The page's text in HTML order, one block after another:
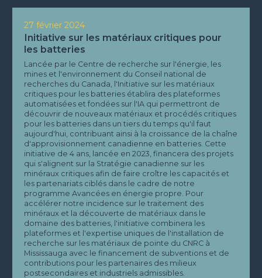
27 février 2024
Initiative sur les matériaux critiques pour
les batteries
Lancée par le Centre de recherche sur l'énergie, les
mines et l'environnement du Conseil national de
recherches du Canada, l'Initiative sur les matériaux
critiques pour les batteries établira des plateformes
automatisées et fondées sur l'IA qui permettront de
découvrir de nouveaux matériaux et procédés critiques
pour les batteries dans un tiers du temps qu'il faut
aujourd'hui, contribuant ainsi à la croissance de la chaîne
d'approvisionnement canadienne en batteries. Cette
initiative de 4 ans, lancée en 2023, financera des projets
qui s'alignent sur la Stratégie canadienne sur les
minéraux critiques afin de faire croître les capacités et
les partenariats ciblés dans le cadre de notre
programme Avancées en énergie propre. Pour
accélérer notre incidence sur le traitement des
minéraux et la découverte de matériaux dans le
domaine des batteries, l'initiative combinera les
plateformes et l'expertise uniques de l'installation de
recherche sur les matériaux de pointe du CNRC à
Mississauga avec le financement de subventions et de
contributions pour les partenaires des milieux
postsecondaires et industriels admissibles.